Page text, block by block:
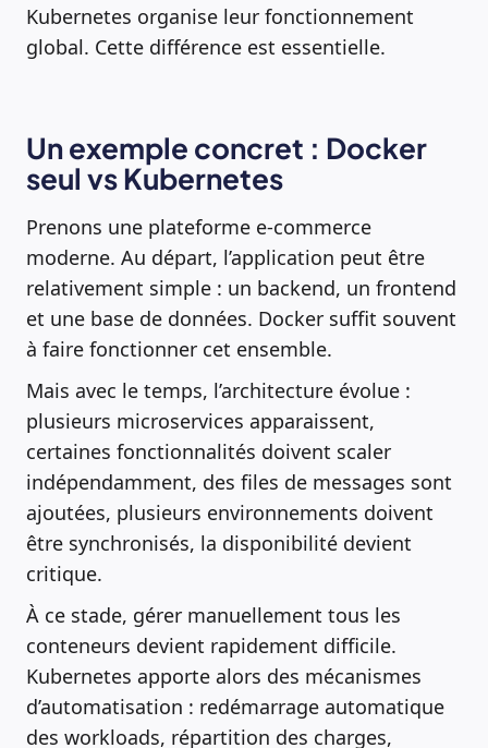
Kubernetes organise leur fonctionnement
global. Cette différence est essentielle.
Un exemple concret : Docker
seul vs Kubernetes
Prenons une plateforme e-commerce
moderne. Au départ, l’application peut être
relativement simple : un backend, un frontend
et une base de données. Docker suffit souvent
à faire fonctionner cet ensemble.
Mais avec le temps, l’architecture évolue :
plusieurs microservices apparaissent,
certaines fonctionnalités doivent scaler
indépendamment, des files de messages sont
ajoutées, plusieurs environnements doivent
être synchronisés, la disponibilité devient
critique.
À ce stade, gérer manuellement tous les
conteneurs devient rapidement difficile.
Kubernetes apporte alors des mécanismes
d’automatisation : redémarrage automatique
des workloads, répartition des charges,